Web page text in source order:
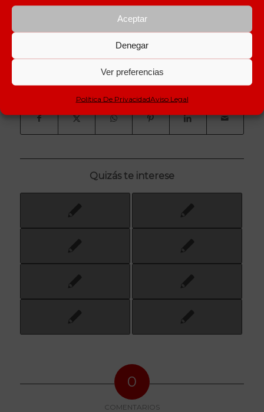
Aceptar
Denegar
Ver preferencias
Política De PrivacidadAviso Legal
Compartir esta entrada
Quizás te interese
0
COMENTARIOS